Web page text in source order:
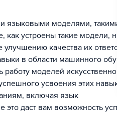
языковыми моделями,
устроены такие модели,
качества их
в области машинного
моделей
усвоения этих
включая язык
это даст вам возможность